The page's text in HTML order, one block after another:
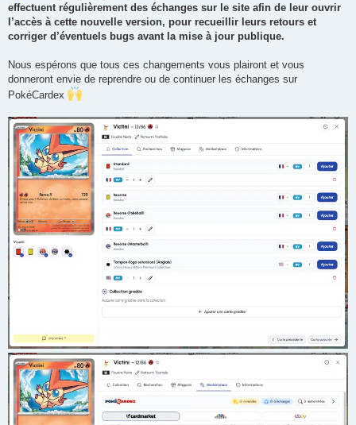
effectuent régulièrement des échanges sur le site afin de leur ouvrir
l’accès à cette nouvelle version, pour recueillir leurs retours et
corriger d’éventuels bugs avant la mise à jour publique.
Nous espérons que tous ces changements vous plairont et vous
donneront envie de reprendre ou de continuer les échanges sur
PokéCardex